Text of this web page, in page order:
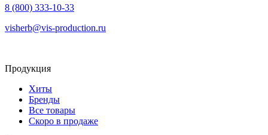
8 (800) 333-10-33
visherb@vis-production.ru
Продукция
Хиты
Бренды
Все товары
Скоро в продаже